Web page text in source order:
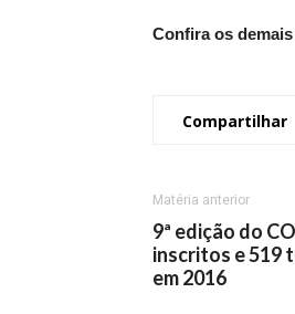
Confira os
Compartilhar
Matéria anterior
9ª edição do
inscritos e 519
em 2016